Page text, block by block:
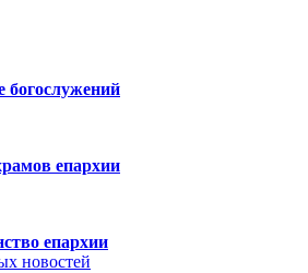
богослужений
епархии
епархии
новостей